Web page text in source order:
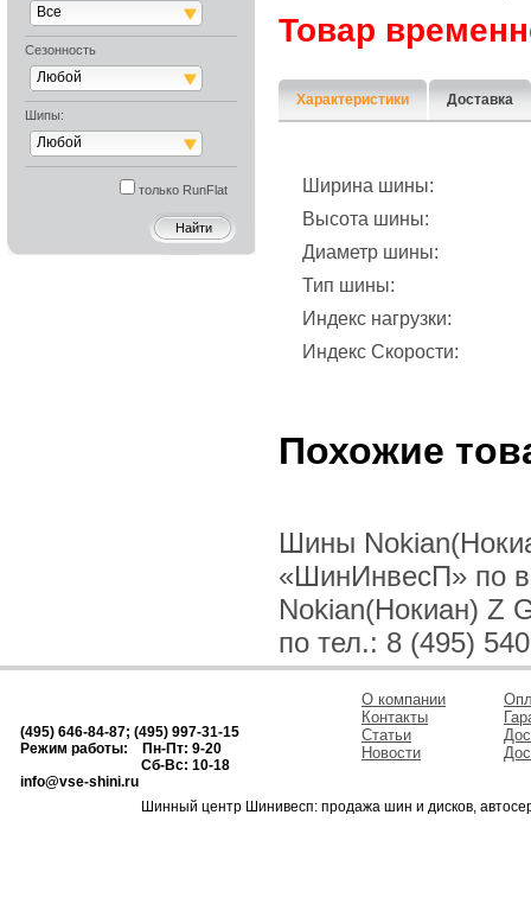
Все
Сезонность
Любой
Шипы:
Любой
только RunFlat
Товар
Характеристики Доставка
Ширина шины:
Высота шины:
Диаметр шины:
Тип шины:
Индекс нагрузки:
Индекс Скорости:
Похожие
Шины
«ШинИнвесП» по
Nokian(Нокиан) Z
по тел.: 8 (495)
(495) 646-84-87; (495) 997-31-15
Режим работы: Пн-Пт: 9-20
Сб-Вс: 10-18
info@vse-shini.ru
О компании
Контакты
Статьи
Новости
Шинный центр Шинивесп: продажа шин и дисков,